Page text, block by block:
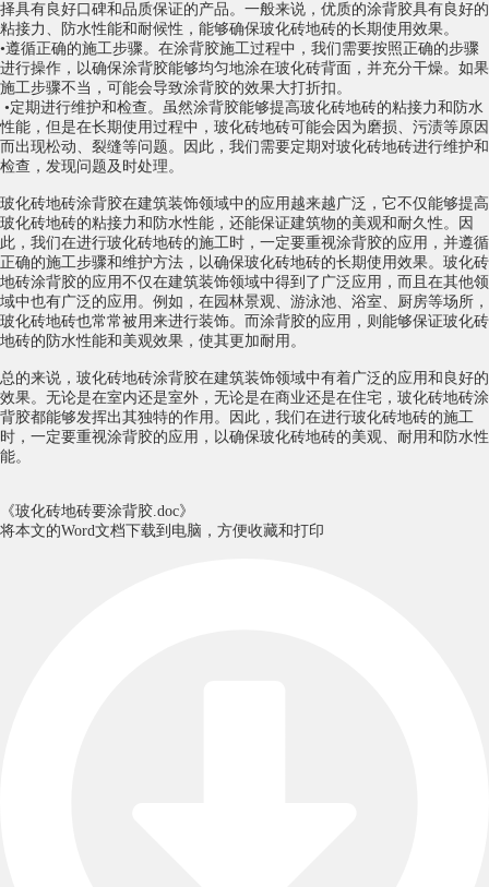
择具有良好口碑和品质保证的产品。一般来说，优质的涂背胶具有良好的
粘接力、防水性能和耐候性，能够确保玻化砖地砖的长期使用效果。
•遵循正确的施工步骤。在涂背胶施工过程中，我们需要按照正确的步骤
进行操作，以确保涂背胶能够均匀地涂在玻化砖背面，并充分干燥。如果
施工步骤不当，可能会导致涂背胶的效果大打折扣。
•定期进行维护和检查。虽然涂背胶能够提高玻化砖地砖的粘接力和防水
性能，但是在长期使用过程中，玻化砖地砖可能会因为磨损、污渍等原因
而出现松动、裂缝等问题。因此，我们需要定期对玻化砖地砖进行维护和
检查，发现问题及时处理。
玻化砖地砖涂背胶在建筑装饰领域中的应用越来越广泛，它不仅能够提高
玻化砖地砖的粘接力和防水性能，还能保证建筑物的美观和耐久性。因
此，我们在进行玻化砖地砖的施工时，一定要重视涂背胶的应用，并遵循
正确的施工步骤和维护方法，以确保玻化砖地砖的长期使用效果。玻化砖
地砖涂背胶的应用不仅在建筑装饰领域中得到了广泛应用，而且在其他领
域中也有广泛的应用。例如，在园林景观、游泳池、浴室、厨房等场所，
玻化砖地砖也常常被用来进行装饰。而涂背胶的应用，则能够保证玻化砖
地砖的防水性能和美观效果，使其更加耐用。
总的来说，玻化砖地砖涂背胶在建筑装饰领域中有着广泛的应用和良好的
效果。无论是在室内还是室外，无论是在商业还是在住宅，玻化砖地砖涂
背胶都能够发挥出其独特的作用。因此，我们在进行玻化砖地砖的施工
时，一定要重视涂背胶的应用，以确保玻化砖地砖的美观、耐用和防水性
能。
《玻化砖地砖要涂背胶.doc》
将本文的Word文档下载到电脑，方便收藏和打印